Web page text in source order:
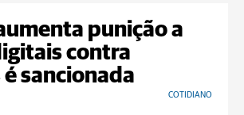
punição a
contra
sancionada
COTIDIANO